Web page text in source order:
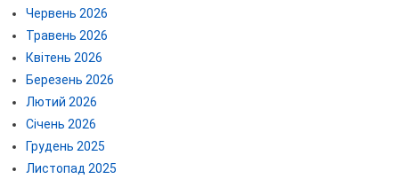
Червень 2026
Травень 2026
Квітень 2026
Березень 2026
Лютий 2026
Січень 2026
Грудень 2025
Листопад 2025